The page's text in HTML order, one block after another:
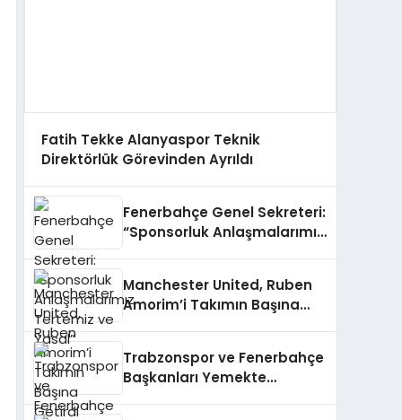
Fatih Tekke Alanyaspor Teknik
Direktörlük Görevinden Ayrıldı
Fenerbahçe Genel Sekreteri:
“Sponsorluk Anlaşmalarımız
Manchester United, Ruben
Amorim’i Takımın Başına
Trabzonspor ve Fenerbahçe
Başkanları Yemekte